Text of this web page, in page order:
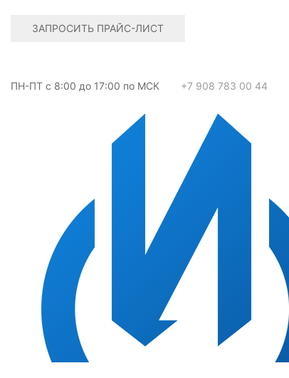
ЗАПРОСИТЬ ПРАЙС-ЛИСТ
ПН-ПТ с 8:00 до 17:00 по МСК +7 908 783 00 44